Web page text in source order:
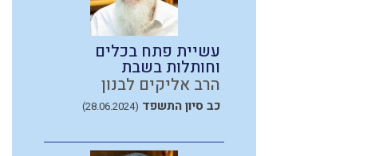
עשיית פתח בכלים
וחותלות בשבת
הרב אליקים לבנון
כב סיון התשפד (28.06.2024)